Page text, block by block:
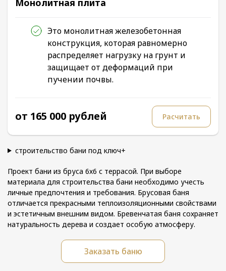
Это монолитная железобетонная
конструкция, которая равномерно
распределяет нагрузку на грунт и
защищает от деформаций при
пучении почвы.
от 165 000 рублей Расчитать
строительство бани под ключ+
Проект бани из бруса 6х6 с террасой. При выборе
материала для строительства бани необходимо учесть
личные предпочтения и требования. Брусовая баня
отличается прекрасными теплоизоляционными свойствами
и эстетичным внешним видом. Бревенчатая баня сохраняет
натуральность дерева и создает особую атмосферу.
Заказать баню